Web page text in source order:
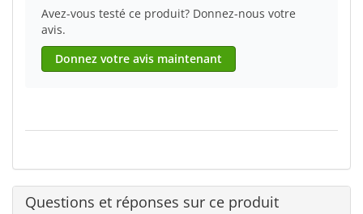
Avez-vous testé ce produit? Donnez-nous votre
avis.
Donnez votre avis maintenant
Questions et réponses sur ce produit